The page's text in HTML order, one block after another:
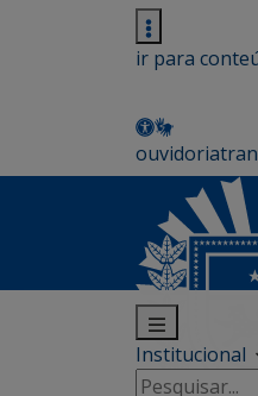
ir para
ouvidoria
Institucional
Pesquisar